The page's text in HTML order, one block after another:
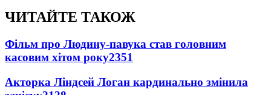
ЧИТАЙТЕ ТАКОЖ
Фільм про Людину-павука став головним
касовим хітом року2351
Акторка Ліндсей Логан кардинально змінила